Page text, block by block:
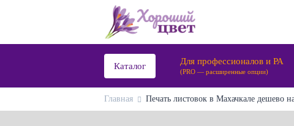
Каталог Для профессионалов и РА
(PRO — расширенные опции)
Главная Печать листовок в Махачкале дешево